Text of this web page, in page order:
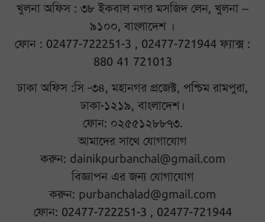
খুলনা অফিস : ৩৮ ইকবাল নগর মসজিদ লেন, খুলনা –
৯১০০, বাংলাদেশ ।
ফোন : 02477-722251-3 , 02477-721944 ফ্যাক্স :
880 41 721013
ঢাকা অফিস :সি -৩৪, মহানগর প্রজেক্ট, পশ্চিম রামপুরা,
ঢাকা-১২১৯, বাংলাদেশ।
ফোন: ০২৫৫১২৮৮৭৩.
আমাদের সাথে যোগাযোগ
করুন: dainikpurbanchal@gmail.com
বিজ্ঞাপন এর জন্য যোগাযোগ
করুন: purbanchalad@gmail.com
ফোন: 02477-722251-3 , 02477-721944